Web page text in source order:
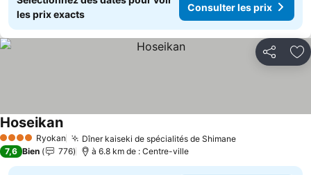
les prix exacts
Consulter les prix
Partager
4 Étoiles Ryokan Dîner kaiseki de spécialités de ShimaneConsulter les
HoseikanConsulter les prix
7,6 Bien 776 à 6.8 km de : Centre-ville